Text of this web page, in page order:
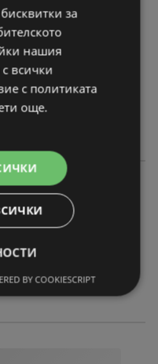
за
нашия
всички
с политиката
още.
BY COOKIESCRIPT